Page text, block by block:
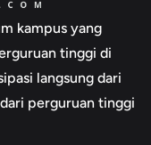
kampus yang
tinggi di
langsung dari
perguruan tinggi